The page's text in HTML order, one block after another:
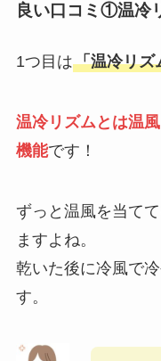
良い口コミ①温冷
1つ目は「温冷リズ
温冷リズムとは温
機能です！
ずっと温風を当て
ますよね。
乾いた後に冷風で
す。